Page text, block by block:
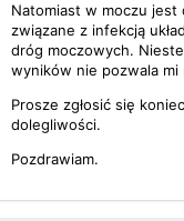
Natomiast w moczu jest
związane z infekcją
dróg moczowych.
wyników nie pozwala mi
Prosze zgłosić się
dolegliwości.
Pozdrawiam.